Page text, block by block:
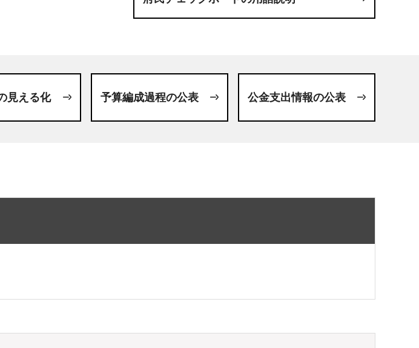
見える化 予算編成過程の公表 公金支出情報の公表